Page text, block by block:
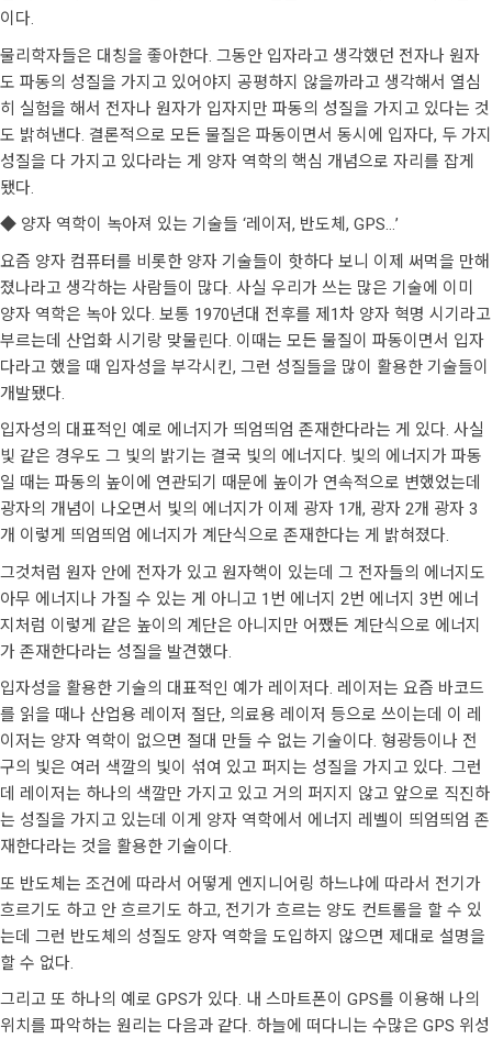
이다.
물리학자들은 대칭을 좋아한다. 그동안 입자라고 생각했던 전자나 원자
도 파동의 성질을 가지고 있어야지 공평하지 않을까라고 생각해서 열심
히 실험을 해서 전자나 원자가 입자지만 파동의 성질을 가지고 있다는 것
도 밝혀낸다. 결론적으로 모든 물질은 파동이면서 동시에 입자다, 두 가지
성질을 다 가지고 있다라는 게 양자 역학의 핵심 개념으로 자리를 잡게
됐다.
◆ 양자 역학이 녹아져 있는 기술들 ‘레이저, 반도체, GPS…’
요즘 양자 컴퓨터를 비롯한 양자 기술들이 핫하다 보니 이제 써먹을 만해
졌나라고 생각하는 사람들이 많다. 사실 우리가 쓰는 많은 기술에 이미
양자 역학은 녹아 있다. 보통 1970년대 전후를 제1차 양자 혁명 시기라고
부르는데 산업화 시기랑 맞물린다. 이때는 모든 물질이 파동이면서 입자
다라고 했을 때 입자성을 부각시킨, 그런 성질들을 많이 활용한 기술들이
개발됐다.
입자성의 대표적인 예로 에너지가 띄엄띄엄 존재한다라는 게 있다. 사실
빛 같은 경우도 그 빛의 밝기는 결국 빛의 에너지다. 빛의 에너지가 파동
일 때는 파동의 높이에 연관되기 때문에 높이가 연속적으로 변했었는데
광자의 개념이 나오면서 빛의 에너지가 이제 광자 1개, 광자 2개 광자 3
개 이렇게 띄엄띄엄 에너지가 계단식으로 존재한다는 게 밝혀졌다.
그것처럼 원자 안에 전자가 있고 원자핵이 있는데 그 전자들의 에너지도
아무 에너지나 가질 수 있는 게 아니고 1번 에너지 2번 에너지 3번 에너
지처럼 이렇게 같은 높이의 계단은 아니지만 어쨌든 계단식으로 에너지
가 존재한다라는 성질을 발견했다.
입자성을 활용한 기술의 대표적인 예가 레이저다. 레이저는 요즘 바코드
를 읽을 때나 산업용 레이저 절단, 의료용 레이저 등으로 쓰이는데 이 레
이저는 양자 역학이 없으면 절대 만들 수 없는 기술이다. 형광등이나 전
구의 빛은 여러 색깔의 빛이 섞여 있고 퍼지는 성질을 가지고 있다. 그런
데 레이저는 하나의 색깔만 가지고 있고 거의 퍼지지 않고 앞으로 직진하
는 성질을 가지고 있는데 이게 양자 역학에서 에너지 레벨이 띄엄띄엄 존
재한다라는 것을 활용한 기술이다.
또 반도체는 조건에 따라서 어떻게 엔지니어링 하느냐에 따라서 전기가
흐르기도 하고 안 흐르기도 하고, 전기가 흐르는 양도 컨트롤을 할 수 있
는데 그런 반도체의 성질도 양자 역학을 도입하지 않으면 제대로 설명을
할 수 없다.
그리고 또 하나의 예로 GPS가 있다. 내 스마트폰이 GPS를 이용해 나의
위치를 파악하는 원리는 다음과 같다. 하늘에 떠다니는 수많은 GPS 위성